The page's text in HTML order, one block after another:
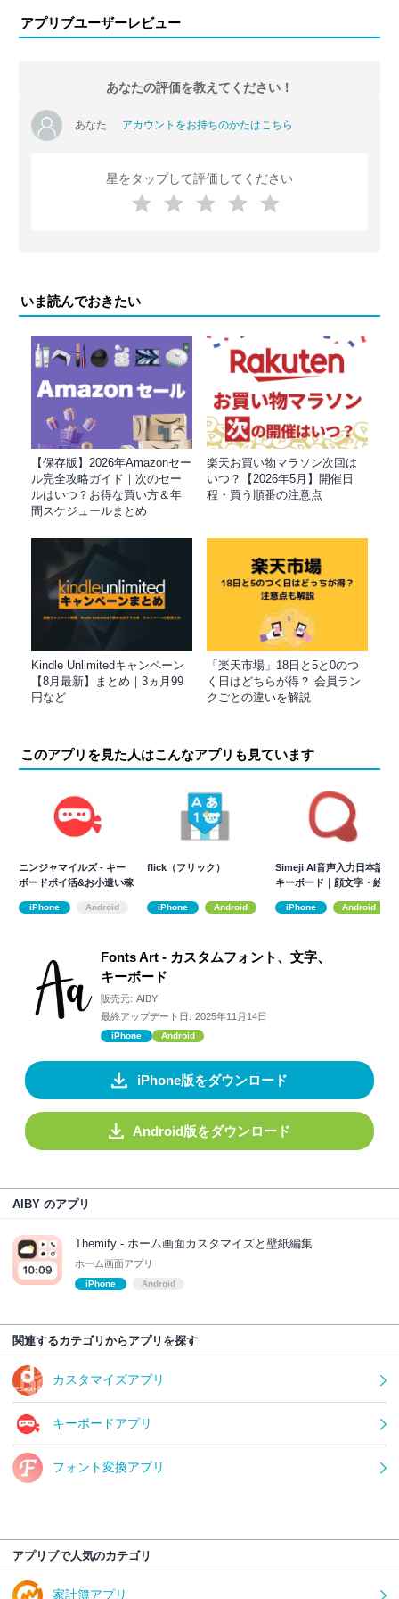
アプリブユーザーレビュー
あなたの評価を教えてください！
あなた アカウントをお持ちのかたはこちら
星をタップして評価してください
いま読んでおきたい
【保存版】2026年Amazonセー
ル完全攻略ガイド｜次のセー
ルはいつ？お得な買い方＆年
間スケジュールまとめ
楽天お買い物マラソン次回は
いつ？【2026年5月】開催日
程・買う順番の注意点
Kindle Unlimitedキャンペーン
【8月最新】まとめ｜3ヵ月99
円など
「楽天市場」18日と5と0のつ
く日はどちらが得？ 会員ラン
クごとの違いを解説
このアプリを見た人はこんなアプリも見ています
ニンジャマイルズ - キー
ボードポイ活&お小遣い稼
iPhone Android
flick（フリック）
iPhone Android
Simeji AI音声入力日本語
キーボード｜顔文字・絵
iPhone Android
Fonts Art - カスタムフォント、文字、
キーボード
販売元: AIBY
最終アップデート日: 2025年11月14日
iPhone Android
iPhone版をダウンロード
Android版をダウンロード
AIBY のアプリ
Themify - ホーム画面カスタマイズと壁紙編集
ホーム画面アプリ
iPhone Android
関連するカテゴリからアプリを探す
カスタマイズアプリ
キーボードアプリ
フォント変換アプリ
アプリブで人気のカテゴリ
家計簿アプリ